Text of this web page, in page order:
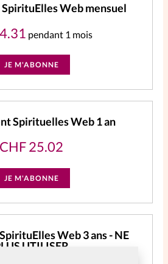
Web mensuel
4.31 pendant 1 mois
JE M'ABONNE
Spirituelles Web 1 an
CHF25.02
JE M'ABONNE
Web 3 ans - NE
UTILISER